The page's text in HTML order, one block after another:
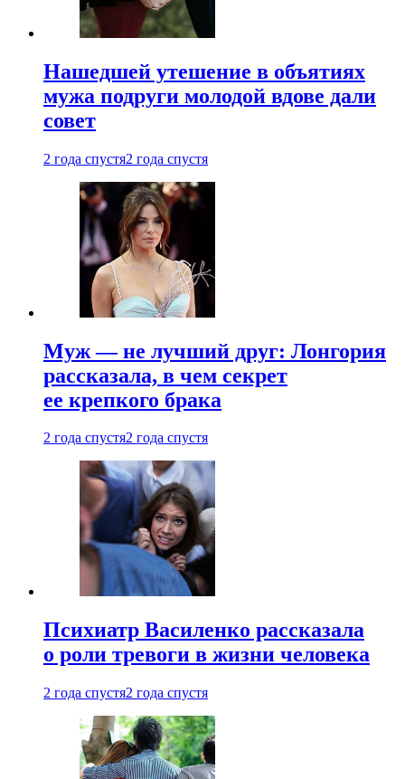
Нашедшей утешение в объятиях
мужа подруги молодой вдове дали
совет
2 года спустя2 года спустя
Муж — не лучший друг: Лонгория
рассказала, в чем секрет
ее крепкого брака
2 года спустя2 года спустя
Психиатр Василенко рассказала
о роли тревоги в жизни человека
2 года спустя2 года спустя